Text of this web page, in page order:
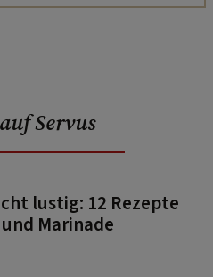
Servus
lustig: 12 Rezepte
Marinade